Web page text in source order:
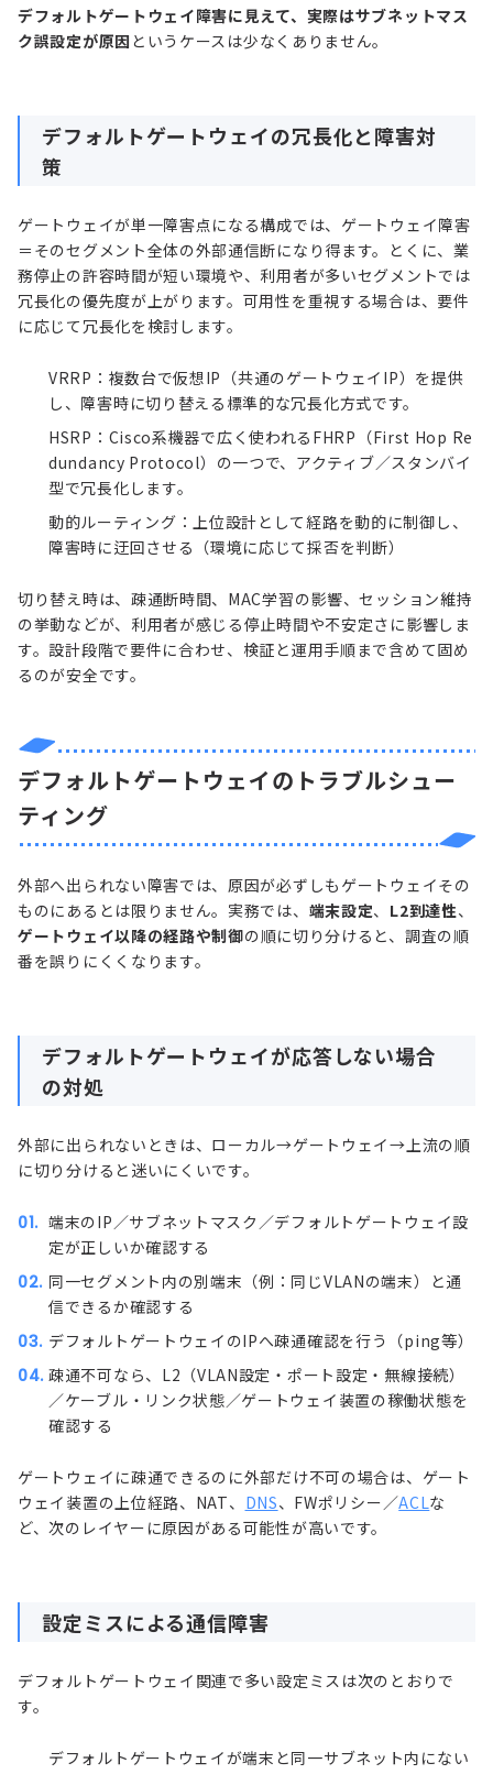
デフォルトゲートウェイ障害に見えて、実際はサブネットマス
ク誤設定が原因 というケースは少なくありません。
デフォルトゲートウェイの冗長化と障害対
策
ゲートウェイが単一障害点になる構成では、ゲートウェイ障害
＝そのセグメント全体の外部通信断になり得ます。とくに、業
務停止の許容時間が短い環境や、利用者が多いセグメントでは
冗長化の優先度が上がります。可用性を重視する場合は、要件
に応じて冗長化を検討します。
VRRP ：複数台で仮想IP（共通のゲートウェイIP）を提供
し、障害時に切り替える標準的な冗長化方式です。
HSRP ：Cisco系機器で広く使われるFHRP（First Hop Re
dundancy Protocol）の一つで、アクティブ／スタンバイ
型で冗長化します。
動的ルーティング：上位設計として経路を動的に制御し、
障害時に迂回させる（環境に応じて採否を判断）
切り替え時は、疎通断時間、MAC学習の影響、セッション維持
の挙動などが、利用者が感じる停止時間や不安定さに影響しま
す。設計段階で要件に合わせ、検証と運用手順まで含めて固め
るのが安全です。
デフォルトゲートウェイのトラブルシュー
ティング
外部へ出られない障害では、原因が必ずしもゲートウェイその
ものにあるとは限りません。実務では、 端末設定、 L2到達性、
ゲートウェイ以降の経路や制御の順に切り分けると、調査の順
番を誤りにくくなります。
デフォルトゲートウェイが応答しない場合
の対処
外部に出られないときは、ローカル→ゲートウェイ→上流の順
に切り分けると迷いにくいです。
端末のIP／サブネットマスク／デフォルトゲートウェイ設
定が正しいか確認する
同一セグメント内の別端末（例：同じVLANの端末）と通
信できるか確認する
デフォルトゲートウェイのIPへ疎通確認を行う（ping等）
疎通不可なら、L2（VLAN設定・ポート設定・無線接続）
／ケーブル・リンク状態／ゲートウェイ装置の稼働状態を
確認する
ゲートウェイに疎通できるのに外部だけ不可の場合は、ゲート
ウェイ装置の上位経路、NAT、 DNS、FWポリシー／ACLな
ど、次のレイヤーに原因がある可能性が高いです。
設定ミスによる通信障害
デフォルトゲートウェイ関連で多い設定ミスは次のとおりで
す。
デフォルトゲートウェイが端末と同一サブネット内にない